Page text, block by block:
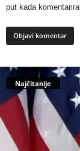
put kada
Najčitanije